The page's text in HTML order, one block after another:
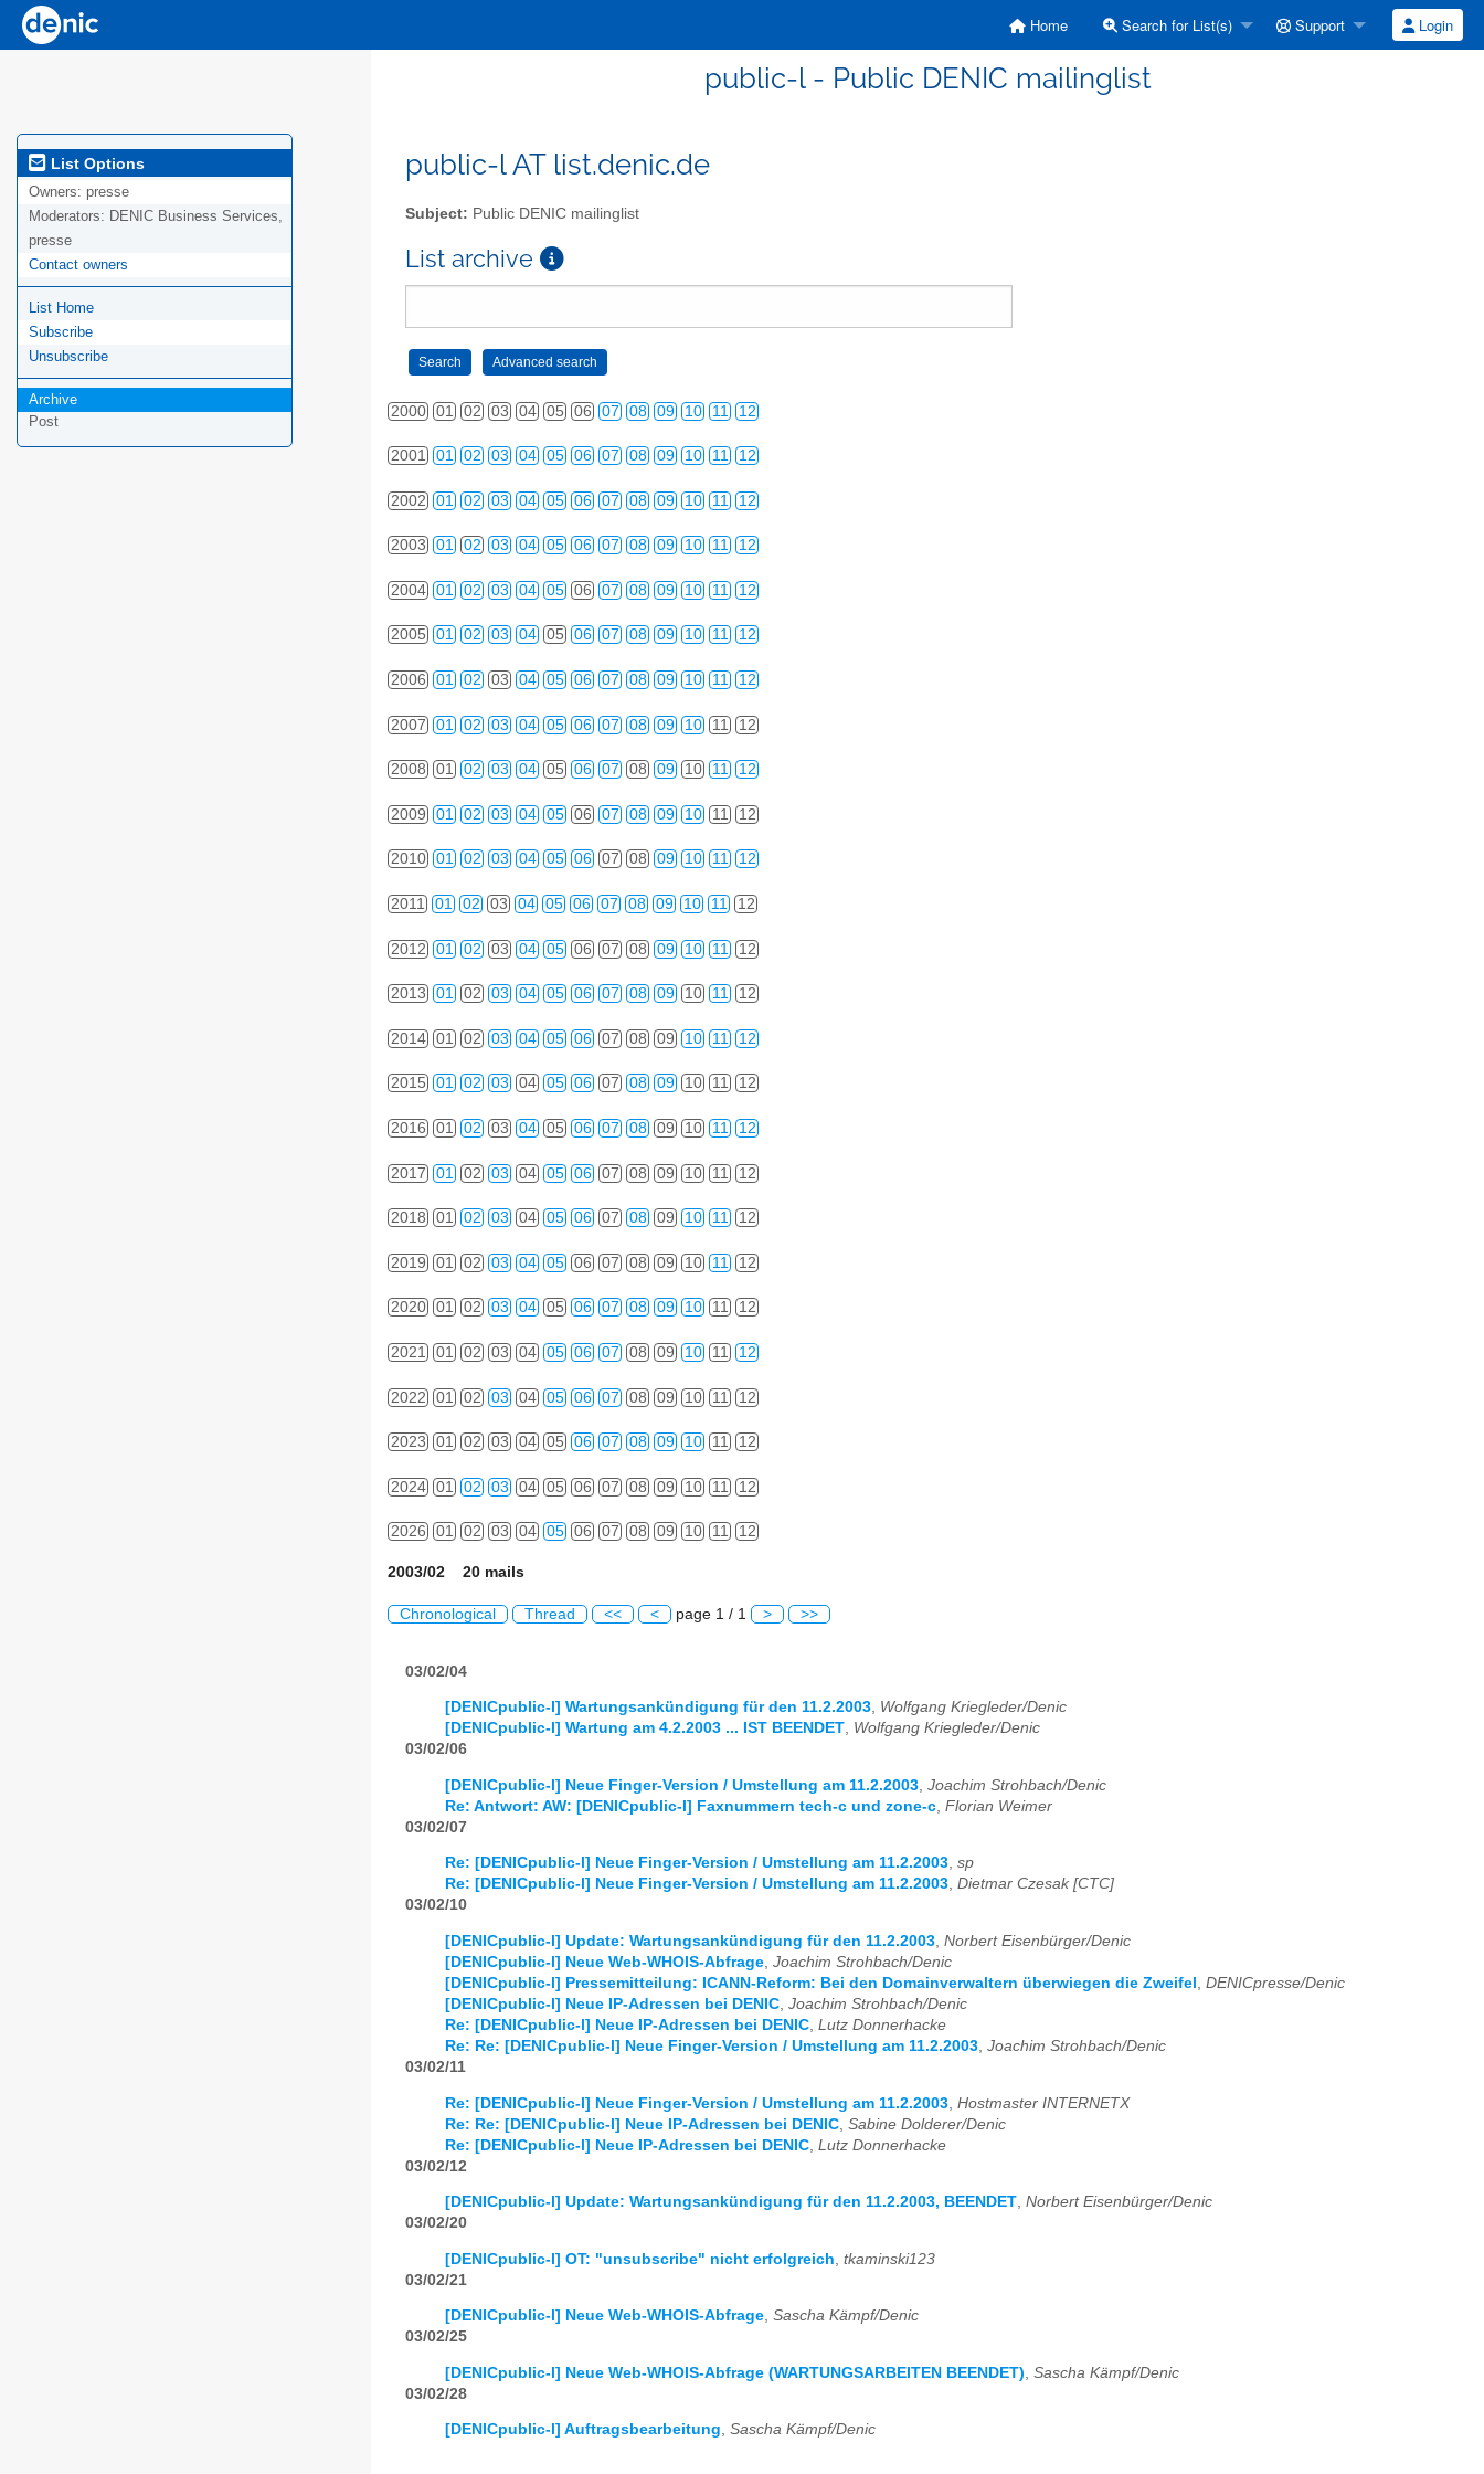
Home Search for List(s) Support Login
public-l - Public DENIC mailinglist
List Options
Owners: presse
Moderators: DENIC Business Services,
presse
Contact owners
List Home
Subscribe
Unsubscribe
Archive
Post
public-l AT list.denic.de
Subject: Public DENIC mailinglist
List archive
2000 01 02 03 04 05 06 07 08 09 10 11 12
2001 01 02 03 04 05 06 07 08 09 10 11 12
2002 01 02 03 04 05 06 07 08 09 10 11 12
2003 01 02 03 04 05 06 07 08 09 10 11 12
2004 01 02 03 04 05 06 07 08 09 10 11 12
2005 01 02 03 04 05 06 07 08 09 10 11 12
2006 01 02 03 04 05 06 07 08 09 10 11 12
2007 01 02 03 04 05 06 07 08 09 10 11 12
2008 01 02 03 04 05 06 07 08 09 10 11 12
2009 01 02 03 04 05 06 07 08 09 10 11 12
2010 01 02 03 04 05 06 07 08 09 10 11 12
2011 01 02 03 04 05 06 07 08 09 10 11 12
2012 01 02 03 04 05 06 07 08 09 10 11 12
2013 01 02 03 04 05 06 07 08 09 10 11 12
2014 01 02 03 04 05 06 07 08 09 10 11 12
2015 01 02 03 04 05 06 07 08 09 10 11 12
2016 01 02 03 04 05 06 07 08 09 10 11 12
2017 01 02 03 04 05 06 07 08 09 10 11 12
2018 01 02 03 04 05 06 07 08 09 10 11 12
2019 01 02 03 04 05 06 07 08 09 10 11 12
2020 01 02 03 04 05 06 07 08 09 10 11 12
2021 01 02 03 04 05 06 07 08 09 10 11 12
2022 01 02 03 04 05 06 07 08 09 10 11 12
2023 01 02 03 04 05 06 07 08 09 10 11 12
2024 01 02 03 04 05 06 07 08 09 10 11 12
2026 01 02 03 04 05 06 07 08 09 10 11 12
2003/02 20 mails
Chronological Thread << < page 1 / 1 > >>
03/02/04
[DENICpublic-l] Wartungsankündigung für den 11.2.2003, Wolfgang Kriegleder/Denic
[DENICpublic-l] Wartung am 4.2.2003 ... IST BEENDET, Wolfgang Kriegleder/Denic
03/02/06
[DENICpublic-l] Neue Finger-Version / Umstellung am 11.2.2003 Joachim Strohbach/Denic
Re: Antwort: AW: [DENICpublic-l] Faxnummern tech-c und zone-c Florian Weimer
03/02/07
Re: [DENICpublic-l] Neue Finger-Version / Umstellung am 11.2.2003, sp
Re: [DENICpublic-l] Neue Finger-Version / Umstellung am 11.2.2003, Dietmar Czesak [CTC]
03/02/10
[DENICpublic-l] Update: Wartungsankündigung für den 11.2.2003 Norbert Eisenbürger/Denic
[DENICpublic-l] Neue Web-WHOIS-Abfrage Joachim Strohbach/Denic
[DENICpublic-l] Pressemitteilung: ICANN-Reform: Bei den Domainverwaltern überwiegen die Zweifel
DENICpresse/Denic
[DENICpublic-l] Neue IP-Adressen bei DENIC Joachim Strohbach/Denic
Re: [DENICpublic-l] Neue IP-Adressen bei DENIC Lutz Donnerhacke
Re: Re: [DENICpublic-l] Neue Finger-Version / Umstellung am 11.2.2003 Joachim Strohbach/Denic
03/02/11
Re: [DENICpublic-l] Neue Finger-Version / Umstellung am 11.2.2003 Hostmaster INTERNETX
Re: Re: [DENICpublic-l] Neue IP-Adressen bei DENIC Sabine Dolderer/Denic
Re: [DENICpublic-l] Neue IP-Adressen bei DENIC Lutz Donnerhacke
03/02/12
[DENICpublic-l] Update: Wartungsankündigung für den 11.2.2003, BEENDET, Norbert Eisenbürger/Denic
03/02/20
[DENICpublic-l] OT: "unsubscribe" nicht erfolgreich tkaminski123
03/02/21
[DENICpublic-l] Neue Web-WHOIS-Abfrage, Sascha Kämpf/Denic
03/02/25
[DENICpublic-l] Neue Web-WHOIS-Abfrage (WARTUNGSARBEITEN BEENDET) Sascha Kämpf/Denic
03/02/28
[DENICpublic-l] Auftragsbearbeitung, Sascha Kämpf/Denic